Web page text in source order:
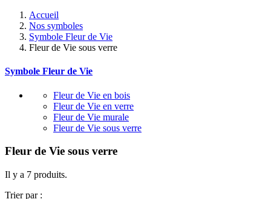
Accueil
Nos symboles
Symbole Fleur de Vie
Fleur de Vie sous verre
Symbole Fleur de Vie
Fleur de Vie en bois
Fleur de Vie en verre
Fleur de Vie murale
Fleur de Vie sous verre
Fleur de Vie sous verre
Il y a 7 produits.
Trier par :